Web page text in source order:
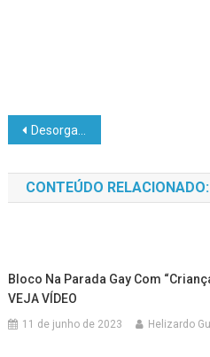
Desorganização: Governo deixou para definir destino de verba da Saúde no fim do ano, gerando descontrole no orçamento
CONTEÚDO RELACIONADO:
Bloco Na Parada Gay Com
VEJA VÍDEO
11 de junho de 2023 Helizardo